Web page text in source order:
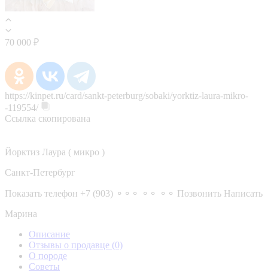
70 000 ₽
https://kinpet.ru/card/sankt-peterburg/sobaki/yorktiz-laura-mikro-
-119554/
Ссылка скопирована
Йорктиз Лаура ( микро )
Санкт-Петербург
Показать телефон +7 (903) ⚬⚬⚬ ⚬⚬ ⚬⚬ Позвонить Написать
Марина
Описание
Отзывы о продавце (0)
О породе
Советы